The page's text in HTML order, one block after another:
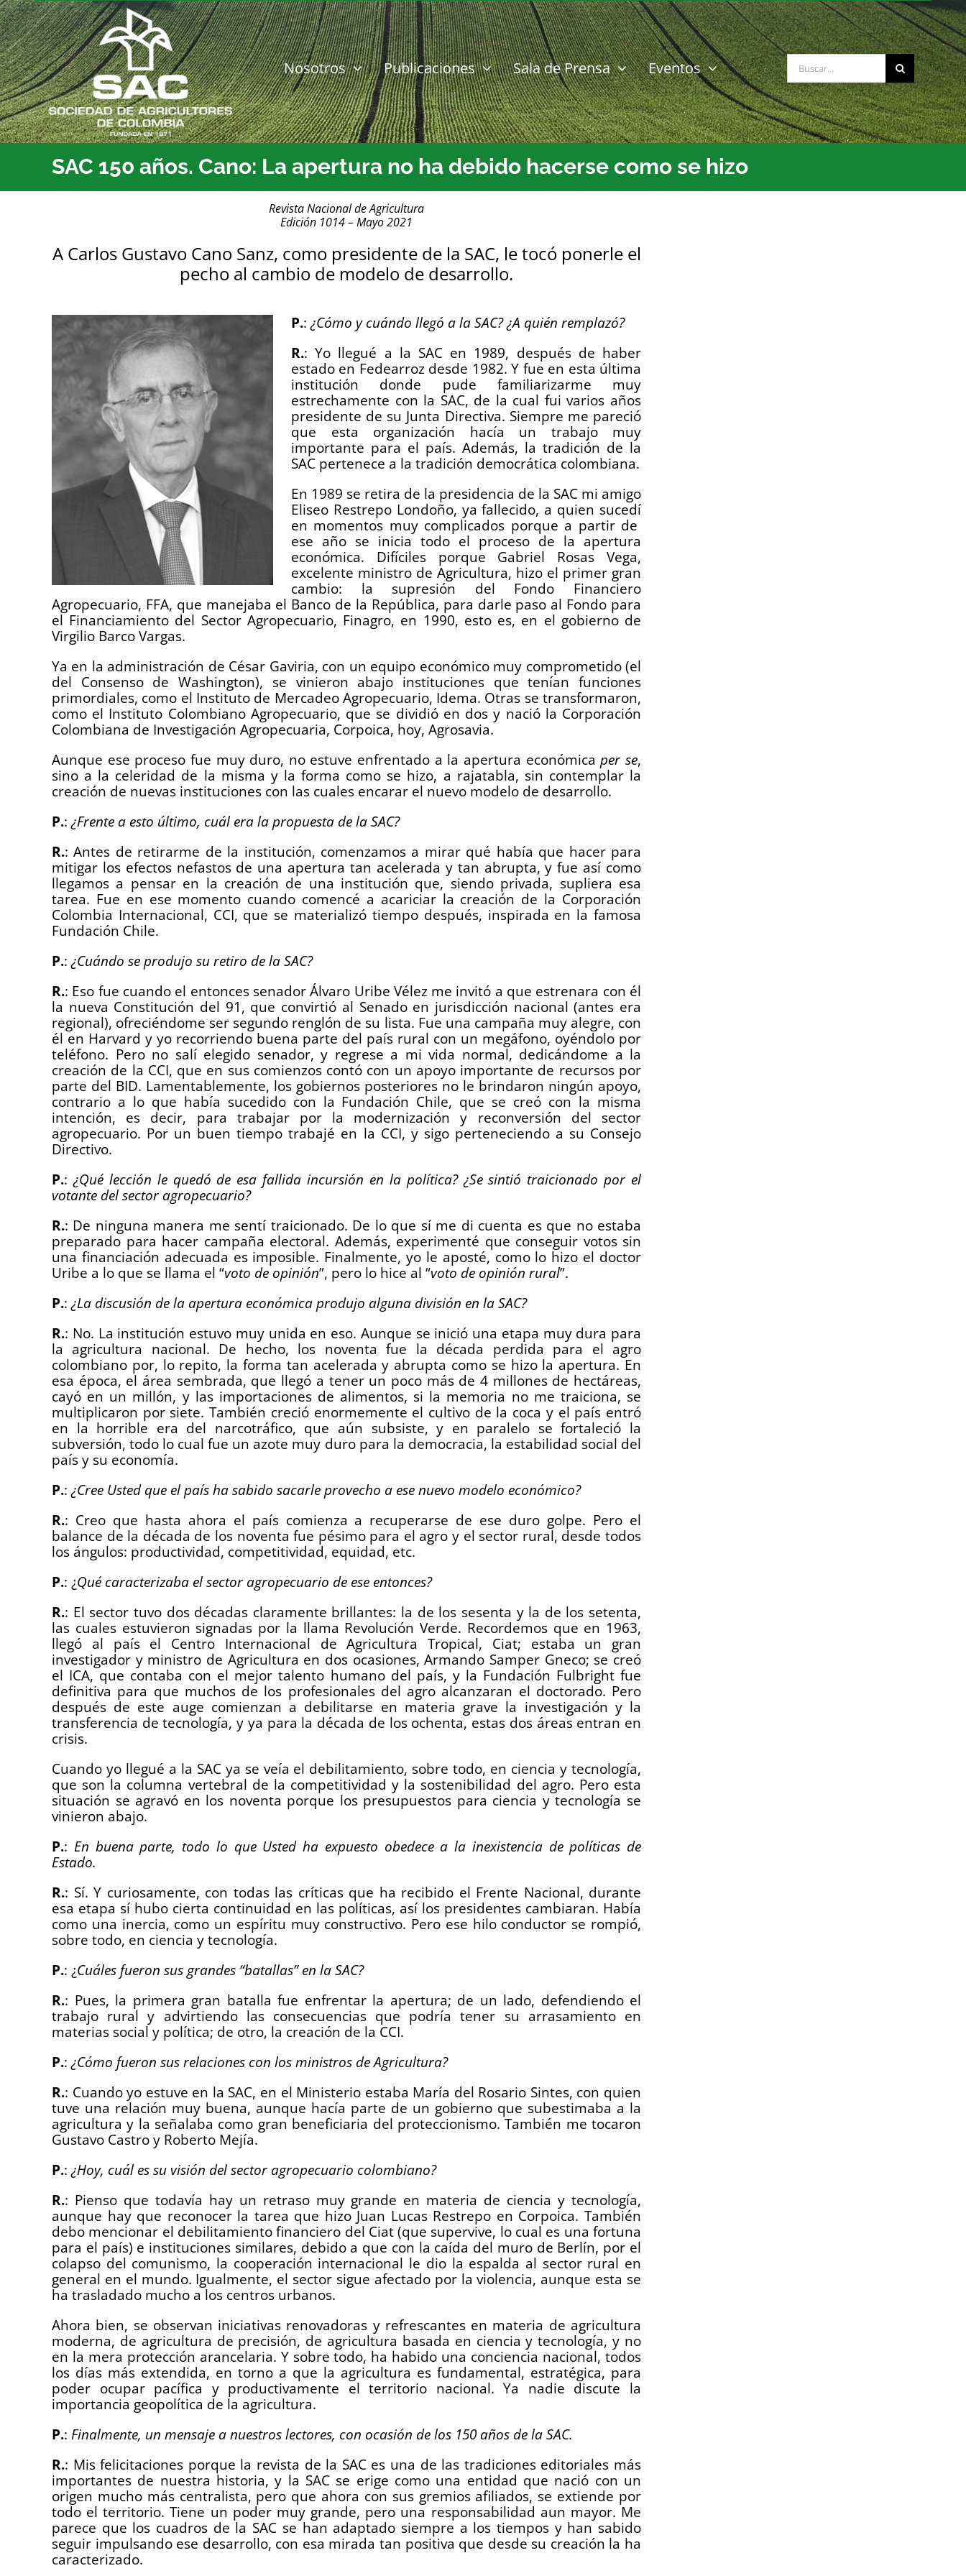
Saltar
al
contenido
Nosotros Publicaciones Sala de Prensa Eventos Buscar:
SAC 150 años. Cano: La apertura no ha debido hacerse como se hizo
Revista Nacional de Agricultura
Edición 1014 – Mayo 2021
A Carlos Gustavo Cano Sanz, como presidente de la SAC, le tocó ponerle el
pecho al cambio de modelo de desarrollo.
P.: ¿Cómo y cuándo llegó a la SAC? ¿A quién remplazó?
R.: Yo llegué a la SAC en 1989, después de haber
estado en Fedearroz desde 1982. Y fue en esta última
institución donde pude familiarizarme muy
estrechamente con la SAC, de la cual fui varios años
presidente de su Junta Directiva. Siempre me pareció
que esta organización hacía un trabajo muy
importante para el país. Además, la tradición de la
SAC pertenece a la tradición democrática colombiana.
En 1989 se retira de la presidencia de la SAC mi amigo
Eliseo Restrepo Londoño, ya fallecido, a quien sucedí
en momentos muy complicados porque a partir de
ese año se inicia todo el proceso de la apertura
económica. Difíciles porque Gabriel Rosas Vega,
excelente ministro de Agricultura, hizo el primer gran
cambio: la supresión del Fondo Financiero
Agropecuario, FFA, que manejaba el Banco de la República, para darle paso al Fondo para
el Financiamiento del Sector Agropecuario, Finagro, en 1990, esto es, en el gobierno de
Virgilio Barco Vargas.
Ya en la administración de César Gaviria, con un equipo económico muy comprometido (el
del Consenso de Washington), se vinieron abajo instituciones que tenían funciones
primordiales, como el Instituto de Mercadeo Agropecuario, Idema. Otras se transformaron,
como el Instituto Colombiano Agropecuario, que se dividió en dos y nació la Corporación
Colombiana de Investigación Agropecuaria, Corpoica, hoy, Agrosavia.
Aunque ese proceso fue muy duro, no estuve enfrentado a la apertura económica per se,
sino a la celeridad de la misma y la forma como se hizo, a rajatabla, sin contemplar la
creación de nuevas instituciones con las cuales encarar el nuevo modelo de desarrollo.
P.: ¿Frente a esto último, cuál era la propuesta de la SAC?
R.: Antes de retirarme de la institución, comenzamos a mirar qué había que hacer para
mitigar los efectos nefastos de una apertura tan acelerada y tan abrupta, y fue así como
llegamos a pensar en la creación de una institución que, siendo privada, supliera esa
tarea. Fue en ese momento cuando comencé a acariciar la creación de la Corporación
Colombia Internacional, CCI, que se materializó tiempo después, inspirada en la famosa
Fundación Chile.
P.: ¿Cuándo se produjo su retiro de la SAC?
R.: Eso fue cuando el entonces senador Álvaro Uribe Vélez me invitó a que estrenara con él
la nueva Constitución del 91, que convirtió al Senado en jurisdicción nacional (antes era
regional), ofreciéndome ser segundo renglón de su lista. Fue una campaña muy alegre, con
él en Harvard y yo recorriendo buena parte del país rural con un megáfono, oyéndolo por
teléfono. Pero no salí elegido senador, y regrese a mi vida normal, dedicándome a la
creación de la CCI, que en sus comienzos contó con un apoyo importante de recursos por
parte del BID. Lamentablemente, los gobiernos posteriores no le brindaron ningún apoyo,
contrario a lo que había sucedido con la Fundación Chile, que se creó con la misma
intención, es decir, para trabajar por la modernización y reconversión del sector
agropecuario. Por un buen tiempo trabajé en la CCI, y sigo perteneciendo a su Consejo
Directivo.
P.: ¿Qué lección le quedó de esa fallida incursión en la política? ¿Se sintió traicionado por el
votante del sector agropecuario?
R.: De ninguna manera me sentí traicionado. De lo que sí me di cuenta es que no estaba
preparado para hacer campaña electoral. Además, experimenté que conseguir votos sin
una financiación adecuada es imposible. Finalmente, yo le aposté, como lo hizo el doctor
Uribe a lo que se llama el “voto de opinión”, pero lo hice al “voto de opinión rural”.
P.: ¿La discusión de la apertura económica produjo alguna división en la SAC?
R.: No. La institución estuvo muy unida en eso. Aunque se inició una etapa muy dura para
la agricultura nacional. De hecho, los noventa fue la década perdida para el agro
colombiano por, lo repito, la forma tan acelerada y abrupta como se hizo la apertura. En
esa época, el área sembrada, que llegó a tener un poco más de 4 millones de hectáreas,
cayó en un millón, y las importaciones de alimentos, si la memoria no me traiciona, se
multiplicaron por siete. También creció enormemente el cultivo de la coca y el país entró
en la horrible era del narcotráfico, que aún subsiste, y en paralelo se fortaleció la
subversión, todo lo cual fue un azote muy duro para la democracia, la estabilidad social del
país y su economía.
P.: ¿Cree Usted que el país ha sabido sacarle provecho a ese nuevo modelo económico?
R.: Creo que hasta ahora el país comienza a recuperarse de ese duro golpe. Pero el
balance de la década de los noventa fue pésimo para el agro y el sector rural, desde todos
los ángulos: productividad, competitividad, equidad, etc.
P.: ¿Qué caracterizaba el sector agropecuario de ese entonces?
R.: El sector tuvo dos décadas claramente brillantes: la de los sesenta y la de los setenta,
las cuales estuvieron signadas por la llama Revolución Verde. Recordemos que en 1963,
llegó al país el Centro Internacional de Agricultura Tropical, Ciat; estaba un gran
investigador y ministro de Agricultura en dos ocasiones, Armando Samper Gneco; se creó
el ICA, que contaba con el mejor talento humano del país, y la Fundación Fulbright fue
definitiva para que muchos de los profesionales del agro alcanzaran el doctorado. Pero
después de este auge comienzan a debilitarse en materia grave la investigación y la
transferencia de tecnología, y ya para la década de los ochenta, estas dos áreas entran en
crisis.
Cuando yo llegué a la SAC ya se veía el debilitamiento, sobre todo, en ciencia y tecnología,
que son la columna vertebral de la competitividad y la sostenibilidad del agro. Pero esta
situación se agravó en los noventa porque los presupuestos para ciencia y tecnología se
vinieron abajo.
P.: En buena parte, todo lo que Usted ha expuesto obedece a la inexistencia de políticas de
Estado.
R.: Sí. Y curiosamente, con todas las críticas que ha recibido el Frente Nacional, durante
esa etapa sí hubo cierta continuidad en las políticas, así los presidentes cambiaran. Había
como una inercia, como un espíritu muy constructivo. Pero ese hilo conductor se rompió,
sobre todo, en ciencia y tecnología.
P.: ¿Cuáles fueron sus grandes “batallas” en la SAC?
R.: Pues, la primera gran batalla fue enfrentar la apertura; de un lado, defendiendo el
trabajo rural y advirtiendo las consecuencias que podría tener su arrasamiento en
materias social y política; de otro, la creación de la CCI.
P.: ¿Cómo fueron sus relaciones con los ministros de Agricultura?
R.: Cuando yo estuve en la SAC, en el Ministerio estaba María del Rosario Sintes, con quien
tuve una relación muy buena, aunque hacía parte de un gobierno que subestimaba a la
agricultura y la señalaba como gran beneficiaria del proteccionismo. También me tocaron
Gustavo Castro y Roberto Mejía.
P.: ¿Hoy, cuál es su visión del sector agropecuario colombiano?
R.: Pienso que todavía hay un retraso muy grande en materia de ciencia y tecnología,
aunque hay que reconocer la tarea que hizo Juan Lucas Restrepo en Corpoica. También
debo mencionar el debilitamiento financiero del Ciat (que supervive, lo cual es una fortuna
para el país) e instituciones similares, debido a que con la caída del muro de Berlín, por el
colapso del comunismo, la cooperación internacional le dio la espalda al sector rural en
general en el mundo. Igualmente, el sector sigue afectado por la violencia, aunque esta se
ha trasladado mucho a los centros urbanos.
Ahora bien, se observan iniciativas renovadoras y refrescantes en materia de agricultura
moderna, de agricultura de precisión, de agricultura basada en ciencia y tecnología, y no
en la mera protección arancelaria. Y sobre todo, ha habido una conciencia nacional, todos
los días más extendida, en torno a que la agricultura es fundamental, estratégica, para
poder ocupar pacífica y productivamente el territorio nacional. Ya nadie discute la
importancia geopolítica de la agricultura.
P.: Finalmente, un mensaje a nuestros lectores, con ocasión de los 150 años de la SAC.
R.: Mis felicitaciones porque la revista de la SAC es una de las tradiciones editoriales más
importantes de nuestra historia, y la SAC se erige como una entidad que nació con un
origen mucho más centralista, pero que ahora con sus gremios afiliados, se extiende por
todo el territorio. Tiene un poder muy grande, pero una responsabilidad aun mayor. Me
parece que los cuadros de la SAC se han adaptado siempre a los tiempos y han sabido
seguir impulsando ese desarrollo, con esa mirada tan positiva que desde su creación la ha
caracterizado.